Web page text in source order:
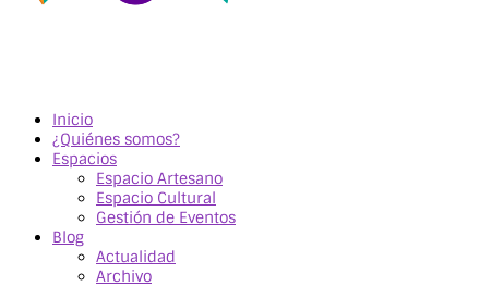
Inicio
¿Quiénes somos?
Espacios
Espacio Artesano
Espacio Cultural
Gestión de Eventos
Blog
Actualidad
Archivo